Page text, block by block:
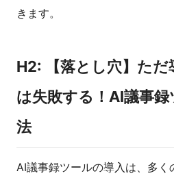
きます。
H2: 【落とし穴】た
は失敗する！AI議事録
法
AI議事録ツールの導入は、多く